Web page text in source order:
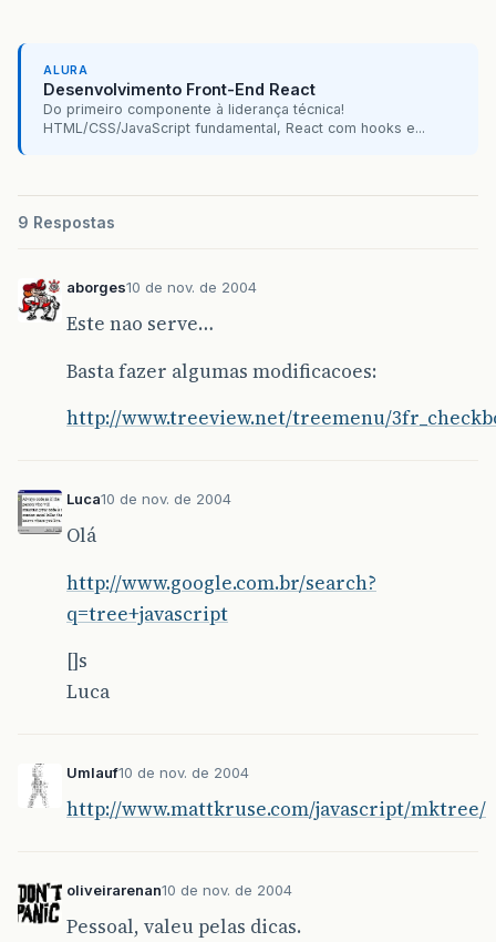
ALURA
Desenvolvimento Front-End React
Do primeiro componente à liderança técnica!
HTML/CSS/JavaScript fundamental, React com hooks e...
9 Respostas
aborges10 de nov. de 2004
Este nao serve…
Basta fazer algumas modificacoes:
http://www.treeview.net/treemenu/
Luca10 de nov. de 2004
Olá
http://www.google.com.br/search?
q=tree+javascript
[]s
Luca
Umlauf10 de nov. de 2004
http://www.mattkruse.com/javascript/mktree/
oliveirarenan10 de nov. de 2004
Pessoal, valeu pelas dicas.